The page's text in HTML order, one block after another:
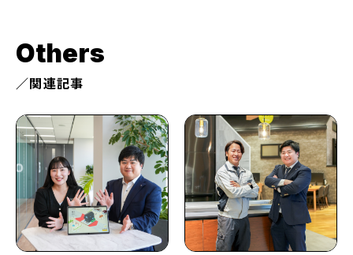
Others
関連記事